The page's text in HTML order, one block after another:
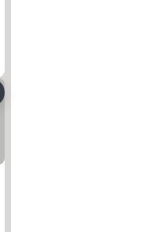
aos favoritos